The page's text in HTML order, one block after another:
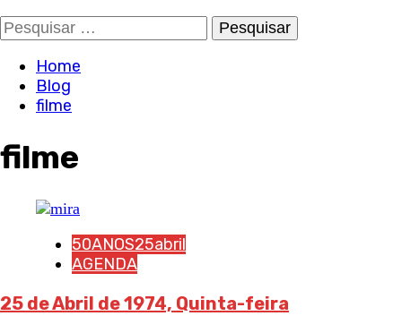
Pesquisar
por:
Home
Blog
filme
filme
50ANOS25abril
AGENDA
25 de Abril de 1974, Quinta-feira